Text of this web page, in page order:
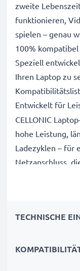
zweite
funktionieren,
spielen – genau
100%
Speziell
Ihren Laptop zu
Entwickelt für
CELLONIC
hohe Leistung,
Ladezyklen – für
Netzanschluss,
getestet, um ein
Kurzschluss-,
TECHNISCHE